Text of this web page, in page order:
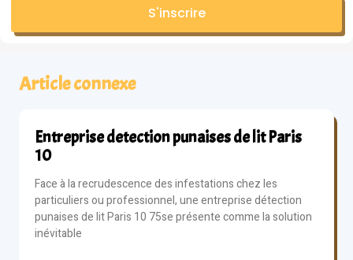
S'inscrire
Article connexe
Entreprise detection punaises de lit Paris
10
Face à la recrudescence des infestations chez les
particuliers ou professionnel, une entreprise détection
punaises de lit Paris 10 75se présente comme la solution
inévitable